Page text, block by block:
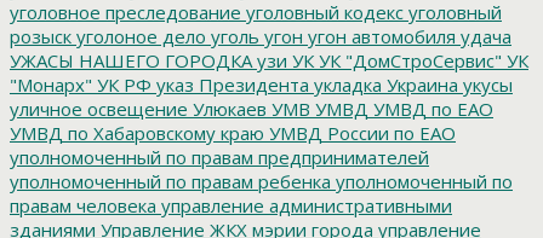
уголовное преследование уголовный кодекс уголовный
розыск уголоное дело уголь угон угон автомобиля удача
УЖАСЫ НАШЕГО ГОРОДКА узи УК УК "ДомСтроСервис" УК
"Монарх" УК РФ указ Президента укладка Украина укусы
уличное освещение Улюкаев УМВ УМВД УМВД по ЕАО
УМВД по Хабаровскому краю УМВД России по ЕАО
уполномоченный по правам предпринимателей
уполномоченный по правам ребенка уполномоченный по
правам человека управление административными
зданиями Управление ЖКХ мэрии города управление